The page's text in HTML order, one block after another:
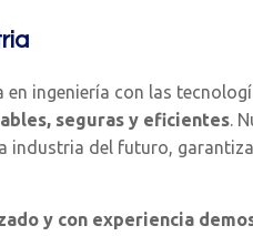
en ingeniería con las
seguras y eficientes.
industria del futuro,
y con experiencia